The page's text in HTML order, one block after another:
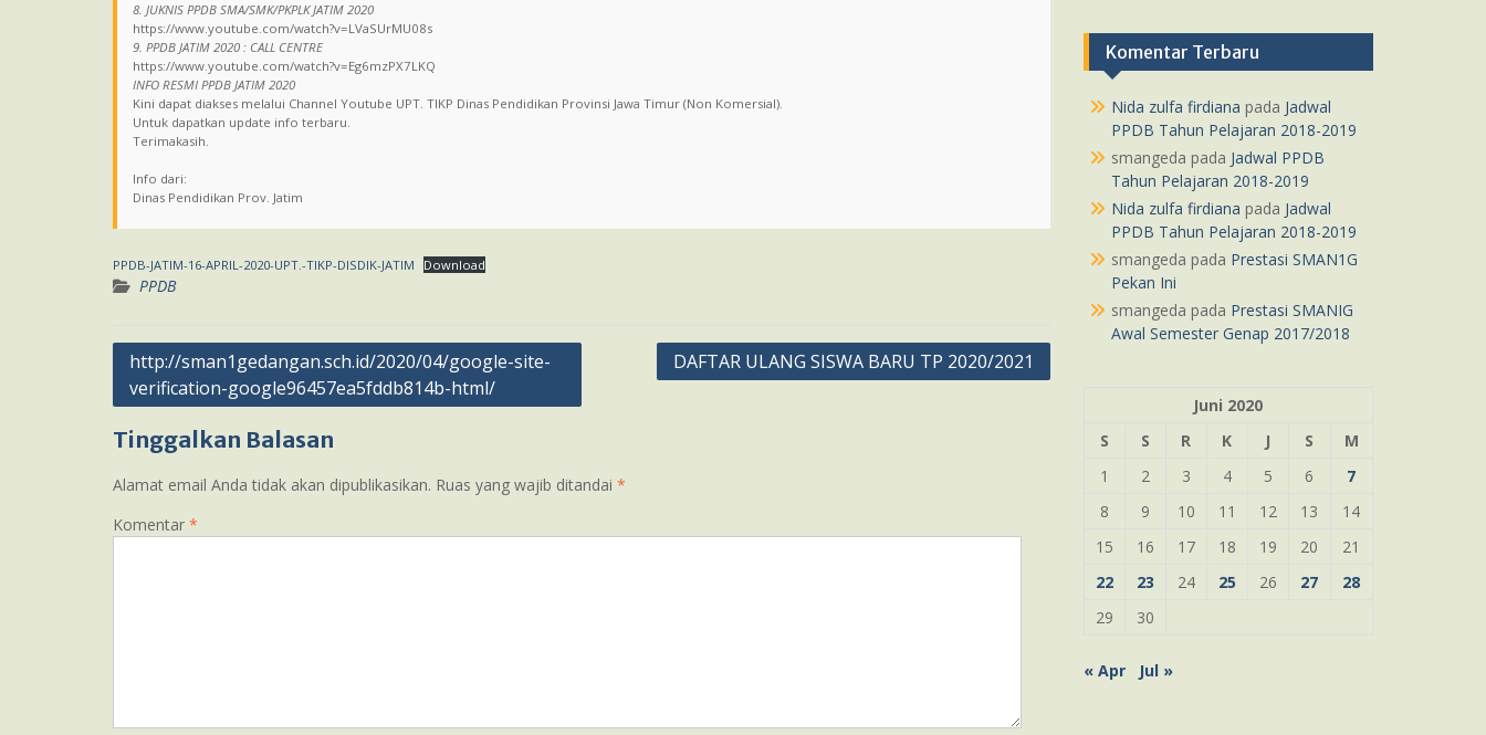
8. JUKNIS PPDB SMA/SMK/PKPLK JATIM 2020
https://www.youtube.com/watch?v=LVaSUrMU08s
9. PPDB JATIM 2020 : CALL CENTRE
https://www.youtube.com/watch?v=Eg6mzPX7LKQ
INFO RESMI PPDB JATIM 2020
Kini dapat diakses melalui Channel Youtube UPT. TIKP Dinas Pendidikan Provinsi Jawa Timur (Non Komersial).
Untuk dapatkan update info terbaru.
Terimakasih.
Info dari:
Dinas Pendidikan Prov. Jatim
PPDB-JATIM-16-APRIL-2020-UPT.-TIKP-DISDIK-JATIM Download
PPDB
Navigasi
pos
http://sman1gedangan.sch.id/2020/04/google-site-
verification-google96457ea5fddb814b-html/
DAFTAR ULANG SISWA BARU TP 2020/2021
Tinggalkan Balasan
Alamat email Anda tidak akan dipublikasikan. Ruas yang wajib ditandai *
Komentar *
Komentar Terbaru
Nida zulfa firdiana pada Jadwal
PPDB Tahun Pelajaran 2018-2019
smangeda pada Jadwal PPDB
Tahun Pelajaran 2018-2019
Nida zulfa firdiana pada Jadwal
PPDB Tahun Pelajaran 2018-2019
smangeda pada Prestasi SMAN1G
Pekan Ini
smangeda pada Prestasi SMANIG
Awal Semester Genap 2017/2018
Juni 2020
S
S R K J S
M
1
2 3 4 5 6
7
8
9 10 11 12 13
14
15
16 17 18 19 20
21
22
23 24 25 26 27
28
29
30
« Apr Jul »